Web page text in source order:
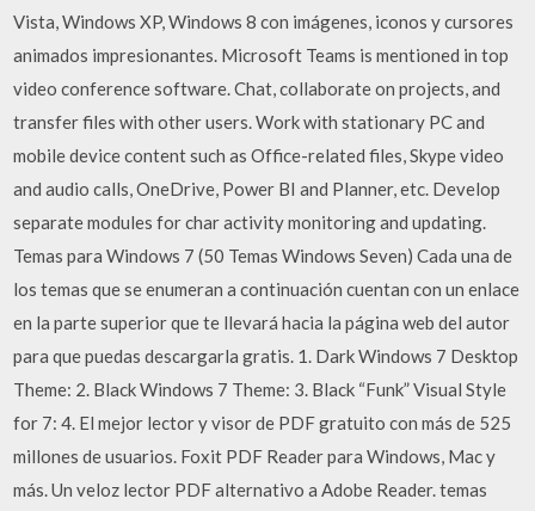
Vista, Windows XP, Windows 8 con imágenes, iconos y cursores
animados impresionantes. Microsoft Teams is mentioned in top
video conference software. Chat, collaborate on projects, and
transfer files with other users. Work with stationary PC and
mobile device content such as Office-related files, Skype video
and audio calls, OneDrive, Power BI and Planner, etc. Develop
separate modules for char activity monitoring and updating.
Temas para Windows 7 (50 Temas Windows Seven) Cada una de
los temas que se enumeran a continuación cuentan con un enlace
en la parte superior que te llevará hacia la página web del autor
para que puedas descargarla gratis. 1. Dark Windows 7 Desktop
Theme: 2. Black Windows 7 Theme: 3. Black “Funk” Visual Style
for 7: 4. El mejor lector y visor de PDF gratuito con más de 525
millones de usuarios. Foxit PDF Reader para Windows, Mac y
más. Un veloz lector PDF alternativo a Adobe Reader. temas